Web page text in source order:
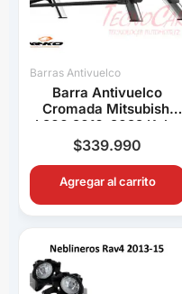
Barras Antivuelco
Barra Antivuelco
Cromada Mitsubishi
L200 2016-2022 Keko
K1 Decorativa Pick Up
$339.990
Agregar al carrito